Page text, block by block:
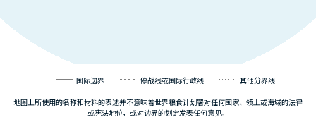
国际边界 停战线或国际行政线 其他分界线
地图上所使用的名称和材料的表述并不意味着世界粮食计划署对任何国家、领土或海域的法律
或宪法地位，或对边界的划定发表任何意见。